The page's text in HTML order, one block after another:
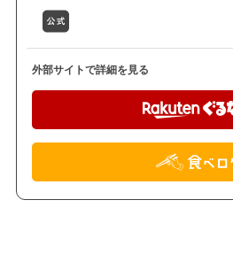
外部サイトで詳細を見る